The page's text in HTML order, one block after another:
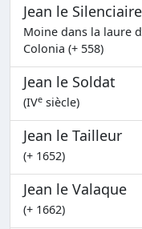
Jean le Silenciaire
Moine dans la laure
Colonia (+ 558)
Jean le Soldat
(IVe siècle)
Jean le Tailleur
(+ 1652)
Jean le Valaque
(+ 1662)